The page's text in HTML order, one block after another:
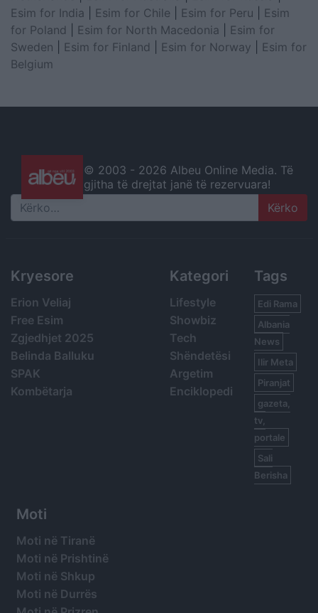
Esim for India
Esim for Chile Esim for Peru
Esim
for Poland
Esim for North Macedonia
Esim for
Sweden
Esim for Finland Esim for Norway
Esim for
Belgium
© 2003 - 2026 Albeu Online Media. Të
gjitha të drejtat janë të rezervuara!
Search
Kryesore
Erion Veliaj
Free Esim
Zgjedhjet 2025
Belinda Balluku
SPAK
Kombëtarja
Kategori
Lifestyle
Showbiz
Tech
Shëndetësi
Argetim
Enciklopedi
Tags
Edi Rama
Albania
News
Ilir Meta
Piranjat
gazeta,
tv,
portale
Sali
Berisha
Moti
Moti në Tiranë
Moti në Prishtinë
Moti në Shkup
Moti në Durrës